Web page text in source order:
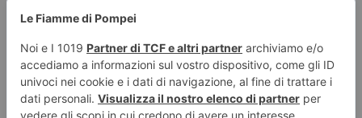
Debbio
Tempo stimato di lettura: < 1
minuto
Segnalazione DZedizoni “Berserkr” di Alessio
Del Debbio Il debutto di Alessio Del Debbio con
la DZedizioni. […]